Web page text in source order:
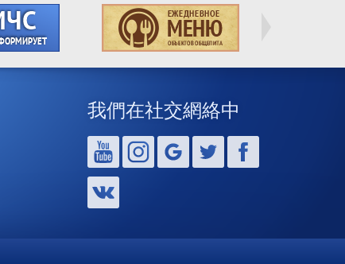
我們在社交網絡中